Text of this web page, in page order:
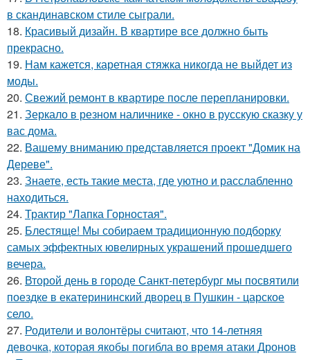
в скандинавском стиле сыграли.
18. Красивый дизайн. В квартире все должно быть
прекрасно.
19. Нам кажется, каретная стяжка никогда не выйдет из
моды.
20. Свежий ремонт в квартире после перепланировки.
21. Зеркало в резном наличнике - окно в русскую сказку у
вас дома.
22. Вашему вниманию представляется проект "Домик на
Дереве".
23. Знаете, есть такие места, где уютно и расслабленно
находиться.
24. Трактир "Лапка Горностая".
25. Блестяще! Мы собираем традиционную подборку
самых эффектных ювелирных украшений прошедшего
вечера.
26. Второй день в городе Санкт-петербург мы посвятили
поездке в екатерининский дворец в Пушкин - царское
село.
27. Родители и волонтёры считают, что 14-летняя
девочка, которая якобы погибла во время атаки Дронов